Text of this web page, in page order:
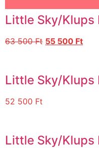
Little Sky/Klups
63 500Ft 55 500 Ft
Little Sky/
52 500 Ft
Little Sky/Klups